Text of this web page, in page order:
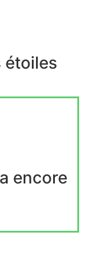
étoiles
encore